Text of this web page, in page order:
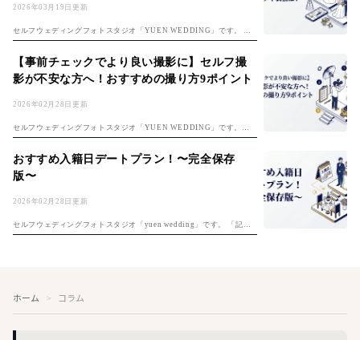
2026年03月19日更新
セルフウェディングフォトスタジオ「YUEN WEDDING」です。 初
めてのセルフフォト！準備は「セルフ前撮り完全ガイド」、費用は
「フォトウェディング費用ガイド」もチェック。 楽しみな反面、 ・ど
んな...
2026年02月28日更新
【事前チェックでより良い撮影に】セルフ撮
影が不安な方へ！おすすめの撮り方9ポイント
セルフウェディングフォトスタジオ「YUEN WEDDING」です。セ
ルフ前撮りのコツは「セルフ前撮り完全ガイド」もご覧ください。 セ
ルフ撮影は自分たちで思い通りの撮影ができる反面、上手く撮れるか
不安な...
2026年02月28日更新
おすすめ入籍日デートプラン！〜完全保存
版〜
セルフウェディングフォトスタジオ「yuen wedding」です。 「記念
すべき夫婦1日目、何をしよう？」入籍日の決め方は「入籍日の決め
ホーム コラム